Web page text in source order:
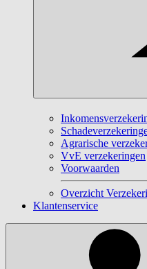
Agrarische
VvE verzekeringen
Voorwaarden
Overzicht
Klantenservice